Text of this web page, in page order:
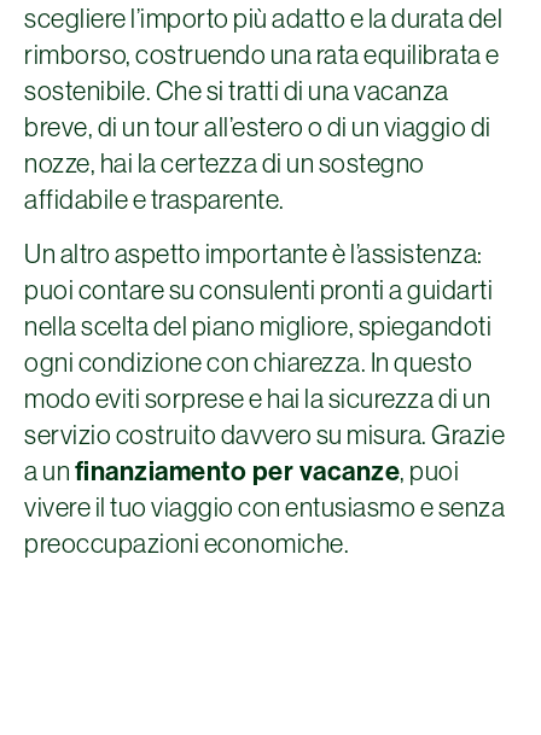
scegliere l’importo più adatto e la durata del
rimborso, costruendo una rata equilibrata e
sostenibile. Che si tratti di una vacanza
breve, di un tour all’estero o di un viaggio di
nozze, hai la certezza di un sostegno
affidabile e trasparente.
Un altro aspetto importante è l’assistenza:
puoi contare su consulenti pronti a guidarti
nella scelta del piano migliore, spiegandoti
ogni condizione con chiarezza. In questo
modo eviti sorprese e hai la sicurezza di un
servizio costruito davvero su misura. Grazie
a un finanziamento per vacanze, puoi
vivere il tuo viaggio con entusiasmo e senza
preoccupazioni economiche.